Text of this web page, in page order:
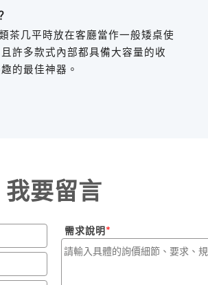
茶几平時放在客廳當作一般矮桌使
許多款式內部都具備大容量的收
的最佳神器。
我要留言
需求說明